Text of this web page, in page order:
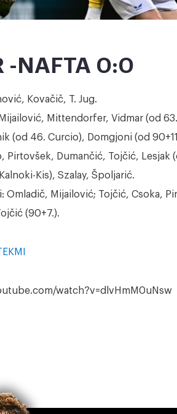
-NAFTA 0:0
Kovačič, T. Jug.
Mittendorfer, Vidmar (od
(od 46. Curcio), Domgjoni (od
Pirtovšek, Dumančić, Tojčić, Lesjak
Kis), Szalay, Špoljarić.
Omladič, Mijailović; Tojčić, Csoka,
(90+7.).
watch?v=dlvHmM0uNsw